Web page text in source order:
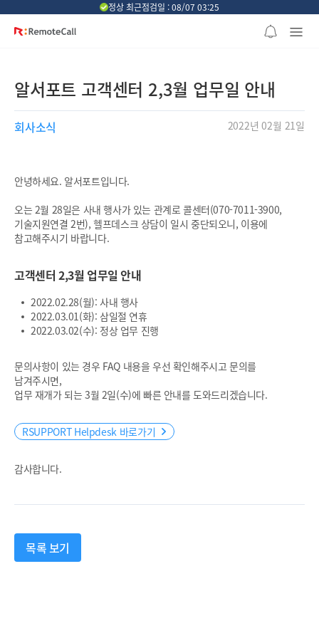
정상 최근점검일 : 08/07 03:25
알서포트 고객센터 2,3월 업무일 안내
회사소식 2022년 02월 21일
안녕하세요. 알서포트입니다.
오는 2월 28일은 사내 행사가 있는 관계로 콜센터(070-7011-3900,
기술지원연결 2번), 헬프데스크 상담이 일시 중단되오니, 이용에
참고해주시기 바랍니다.
고객센터 2,3월 업무일 안내
2022.02.28(월): 사내 행사
2022.03.01(화): 삼일절 연휴
2022.03.02(수): 정상 업무 진행
문의사항이 있는 경우 FAQ 내용을 우선 확인해주시고 문의를
남겨주시면,
업무 재개가 되는 3월 2일(수)에 빠른 안내를 도와드리겠습니다.
RSUPPORT Helpdesk 바로가기
감사합니다.
목록 보기